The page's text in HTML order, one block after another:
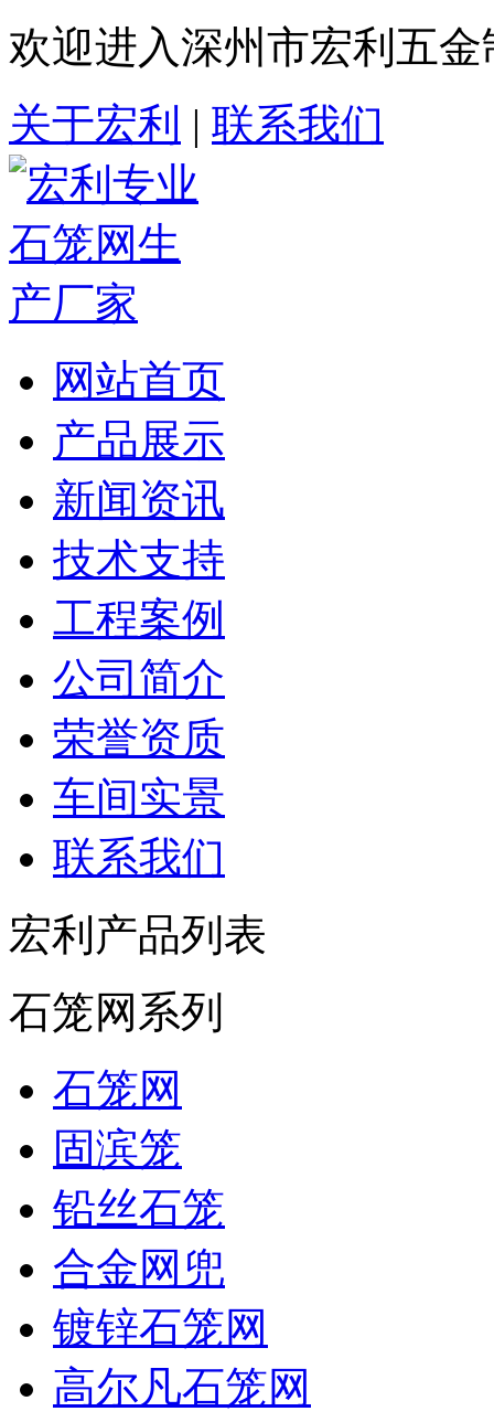
欢迎进入深州市宏利五
关于宏利 | 联系我们
网站首页
产品展示
新闻资讯
技术支持
工程案例
公司简介
荣誉资质
车间实景
联系我们
宏利产品列表
石笼网系列
石笼网
固滨笼
铅丝石笼
合金网兜
镀锌石笼网
高尔凡石笼网